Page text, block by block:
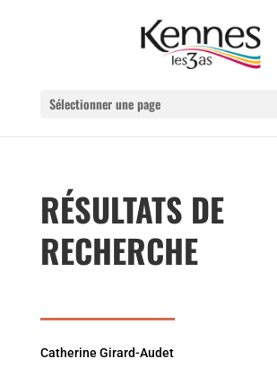
Sélectionner une page
RÉSULTATS DE
RECHERCHE
Catherine Girard-Audet